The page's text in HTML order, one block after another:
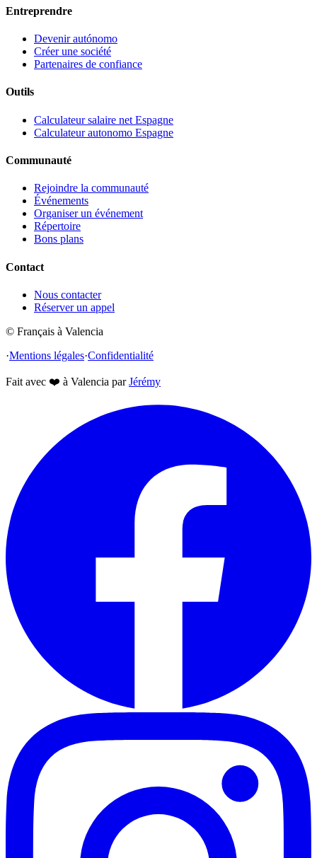
Entreprendre
Devenir autónomo
Créer une société
Partenaires de confiance
Outils
Calculateur salaire net Espagne
Calculateur autonomo Espagne
Communauté
Rejoindre la communauté
Événements
Organiser un événement
Répertoire
Bons plans
Contact
Nous contacter
Réserver un appel
© Français à Valencia
·Mentions légales·Confidentialité
Fait avec ❤️ à Valencia par Jérémy